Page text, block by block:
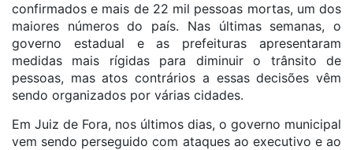
confirmados e mais de 22 mil pessoas mortas, um dos
maiores números do país. Nas últimas semanas, o
governo estadual e as prefeituras apresentaram
medidas mais rígidas para diminuir o trânsito de
pessoas, mas atos contrários a essas decisões vêm
sendo organizados por várias cidades.
Em Juiz de Fora, nos últimos dias, o governo municipal
vem sendo perseguido com ataques ao executivo e ao